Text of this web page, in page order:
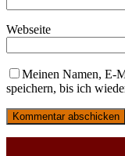
Webseite
Meinen Namen, E-
speichern, bis ich